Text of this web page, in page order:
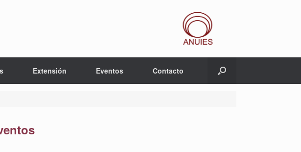
Extensión Eventos Contacto